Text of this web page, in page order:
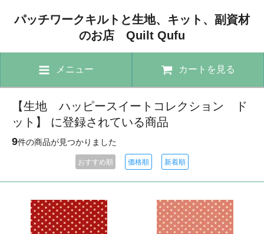
パッチワークキルトと生地、キット、副資材
のお店 Quilt Qufu
メニュー カートを見る
【生地 ハッピースイートコレクション ド
ット】 に登録されている商品
9件の商品が見つかりました
おすすめ順 価格順 新着順